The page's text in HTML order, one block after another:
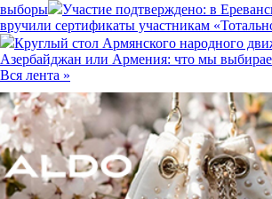
выборы
Участие подтверждено: в
вручили сертификаты участникам
Круглый стол Армянского народного
Азербайджан или Армения: что мы
Вся лента »